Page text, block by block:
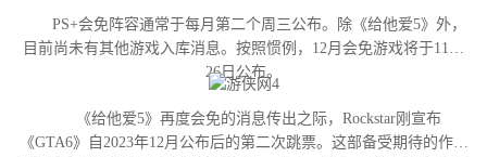
PS+会免阵容通常于每月第二个周三公布。除《给他爱5》外，
目前尚未有其他游戏入库消息。按照惯例，12月会免游戏将于11月
26日公布。
《给他爱5》再度会免的消息传出之际，Rockstar刚宣布
《GTA6》自2023年12月公布后的第二次跳票。这部备受期待的作品